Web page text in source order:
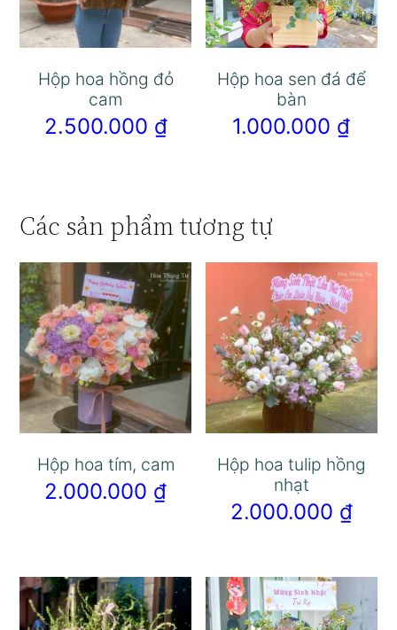
Hộp hoa hồng đỏ
cam
2.500.000 ₫
Hộp hoa sen đá để
bàn
1.000.000 ₫
Các sản phẩm tương tự
Hộp hoa tím, cam
2.000.000 ₫
Hộp hoa tulip hồng
nhạt
2.000.000 ₫